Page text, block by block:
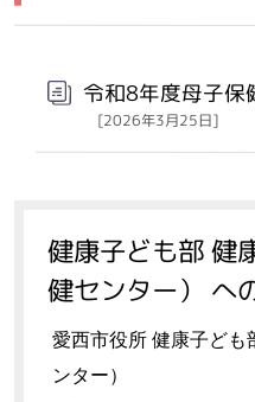
令和8年度母子保
[2026年3月25日]
健康子ども部 健
健センター） へ
愛西市役所 健康子ども
ンター）